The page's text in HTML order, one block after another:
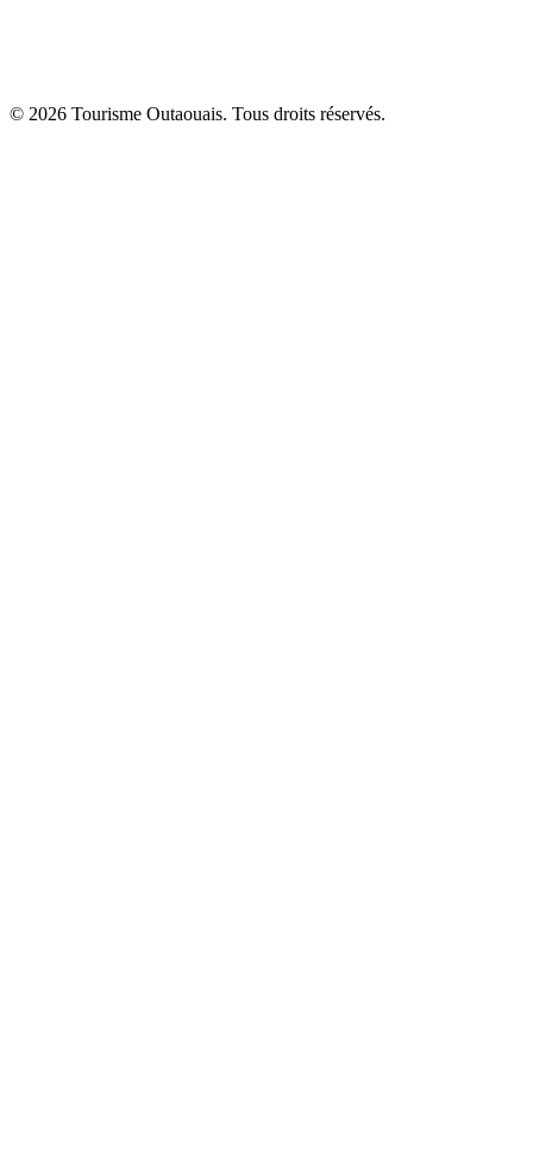
© 2026 Tourisme Outaouais. Tous droits réservés.